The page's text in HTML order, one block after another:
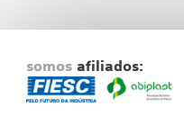
somos afiliados: